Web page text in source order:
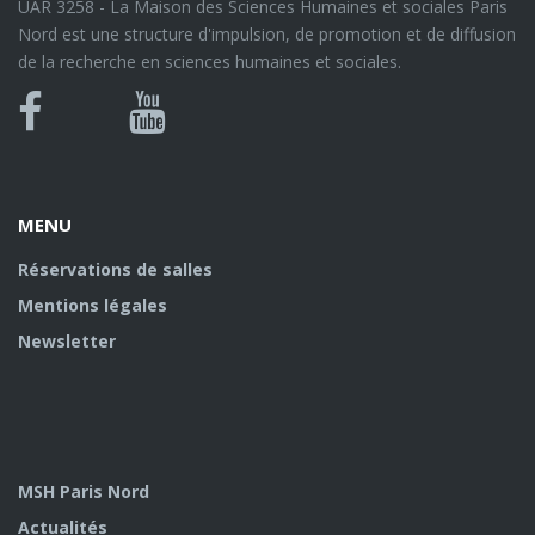
UAR 3258 - La Maison des Sciences Humaines et sociales Paris
Nord est une structure d'impulsion, de promotion et de diffusion
de la recherche en sciences humaines et sociales.
Bluesky
Canal
MENU
Réservations de salles
Mentions légales
Newsletter
MSH Paris Nord
Actualités